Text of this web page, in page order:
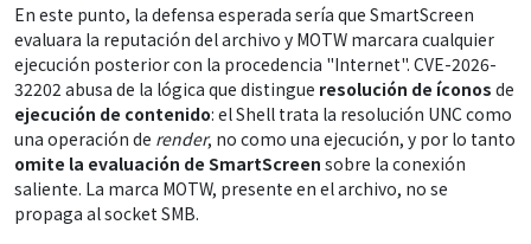
En este punto, la defensa esperada sería que SmartScreen
evaluara la reputación del archivo y MOTW marcara cualquier
ejecución posterior con la procedencia "Internet". CVE-2026-
32202 abusa de la lógica que distingue resolución de íconos de
ejecución de contenido: el Shell trata la resolución UNC como
una operación de render, no como una ejecución, y por lo tanto
omite la evaluación de SmartScreen sobre la conexión
saliente. La marca MOTW, presente en el archivo, no se
propaga al socket SMB.